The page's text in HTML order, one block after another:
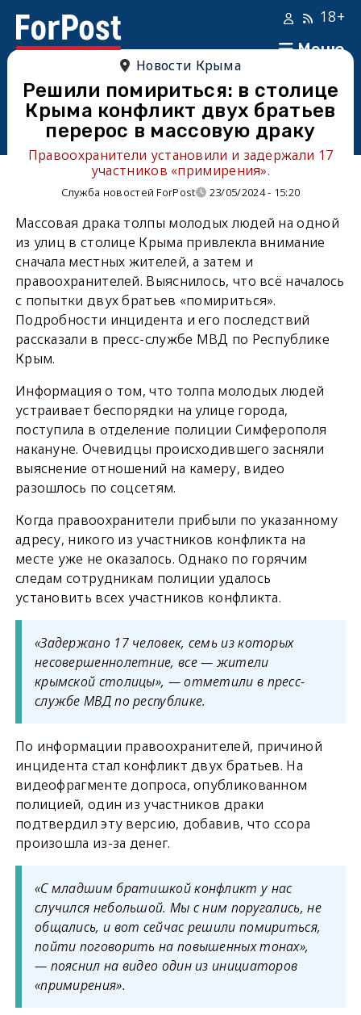
Меню
18+
Новости Крыма
Решили помириться: в столице
Крыма конфликт двух братьев
перерос в массовую драку
Правоохранители установили и задержали 17
участников «примирения».
Служба новостей ForPost 23/05/2024 - 15:20
Массовая драка толпы молодых людей на одной
из улиц в столице Крыма привлекла внимание
сначала местных жителей, а затем и
правоохранителей. Выяснилось, что всё началось
с попытки двух братьев «помириться».
Подробности инцидента и его последствий
рассказали в пресс-службе МВД по Республике
Крым.
Информация о том, что толпа молодых людей
устраивает беспорядки на улице города,
поступила в отделение полиции Симферополя
накануне. Очевидцы происходившего засняли
выяснение отношений на камеру, видео
разошлось по соцсетям.
Когда правоохранители прибыли по указанному
адресу, никого из участников конфликта на
месте уже не оказалось. Однако по горячим
следам сотрудникам полиции удалось
установить всех участников конфликта.
«Задержано 17 человек, семь из которых
несовершеннолетние, все — жители
крымской столицы», — отметили в пресс-
службе МВД по республике.
По информации правоохранителей, причиной
инцидента стал конфликт двух братьев. На
видеофрагменте допроса, опубликованном
полицией, один из участников драки
подтвердил эту версию, добавив, что ссора
произошла из-за денег.
«С младшим братишкой конфликт у нас
случился небольшой. Мы с ним поругались, не
общались, и вот сейчас решили помириться,
пойти поговорить на повышенных тонах»,
— пояснил на видео один из инициаторов
«примирения».